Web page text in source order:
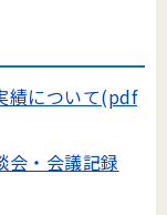
績について(pdf
会・会議記録